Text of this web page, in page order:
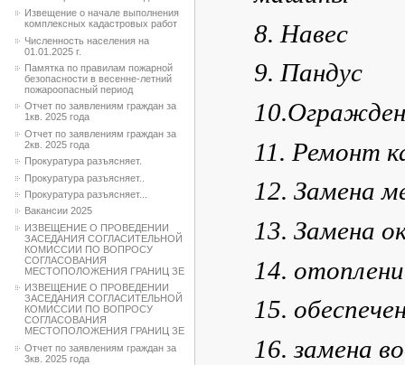
Извещение о начале выполнения
комплексных кадастровых работ
Численность населения на
01.01.2025 г.
Памятка по правилам пожарной
безопасности в весенне-летний
пожароопасный период
Отчет по заявлениям граждан за
1кв. 2025 года
Отчет по заявлениям граждан за
2кв. 2025 года
Прокуратура разъясняет.
Прокуратура разъясняет..
Прокуратура разъясняет...
Вакансии 2025
ИЗВЕЩЕНИЕ О ПРОВЕДЕНИИ
ЗАСЕДАНИЯ СОГЛАСИТЕЛЬНОЙ
КОМИССИИ ПО ВОПРОСУ
СОГЛАСОВАНИЯ
МЕСТОПОЛОЖЕНИЯ ГРАНИЦ ЗЕ
ИЗВЕЩЕНИЕ О ПРОВЕДЕНИИ
ЗАСЕДАНИЯ СОГЛАСИТЕЛЬНОЙ
КОМИССИИ ПО ВОПРОСУ
СОГЛАСОВАНИЯ
МЕСТОПОЛОЖЕНИЯ ГРАНИЦ ЗЕ
Отчет по заявлениям граждан за
3кв. 2025 года
8. Навес
9. Пандус
11. Ремонт
12. Замена
13. Замена
14.
15.
16. замена